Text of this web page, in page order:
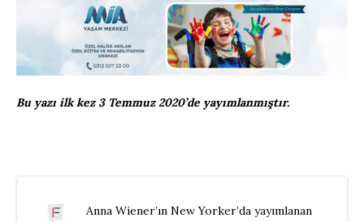
Bu yazı ilk kez 3 Temmuz 2020’de yayımlanmıştır.
Anna Wiener’ın New Yorker’da yayımlanan